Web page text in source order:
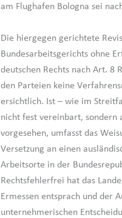
am Flughafen Bologna sei
Die hiergegen gerichtete
Bundesarbeitsgerichts ohne
deutschen Rechts nach Art. 8
den Parteien keine
ersichtlich. Ist – wie im
nicht fest vereinbart, sondern
vorgesehen, umfasst das
Versetzung an einen
Arbeitsorte in der
Rechtsfehlerfrei hat das
Ermessen entsprach und der
unternehmerischen